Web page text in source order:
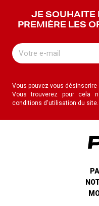
JE SOUHAITE
PREMIÈRE LES
Vous pouvez vous désinscrire
Vous trouverez pour cela
conditions d'utilisation du site.